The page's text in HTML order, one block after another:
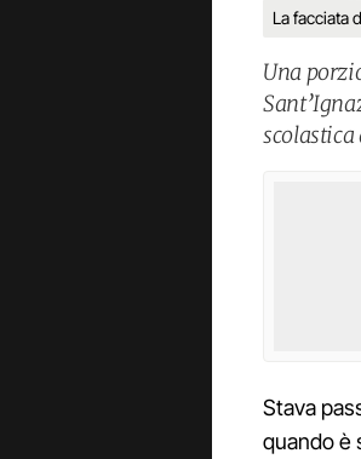
La facciata
Una
scolastica
Stava
quando è